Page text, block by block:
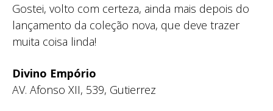
Gostei, volto com certeza, ainda mais depois do
lançamento da coleção nova, que deve trazer
muita coisa linda!
Divino Empório
AV. Afonso XII, 539, Gutierrez